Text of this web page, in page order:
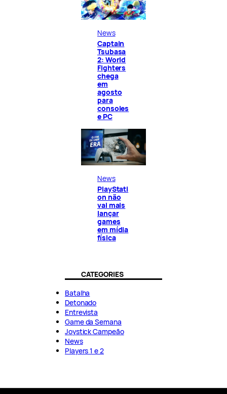
News
Captain
Tsubasa
2: World
Fighters
chega
em
agosto
para
consoles
e PC
News
PlayStati
on não
vai mais
lançar
games
em mídia
física
CATEGORIES
Batalha
Detonado
Entrevista
Game da Semana
Joystick Campeão
News
Players 1 e 2